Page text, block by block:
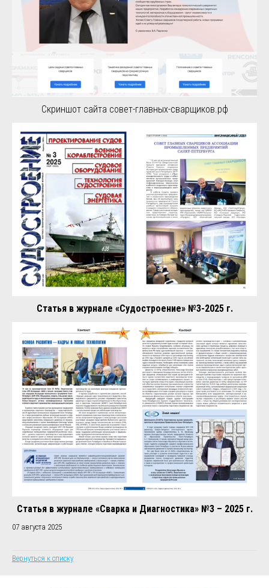
Скриншот сайта совет-главных-сварщиков.рф
Статья в журнале «Судостроение» №3-2025 г.
Статья в журнале «Сварка и Диагностика» №3 – 2025 г.
07 августа 2025
Вернуться к списку